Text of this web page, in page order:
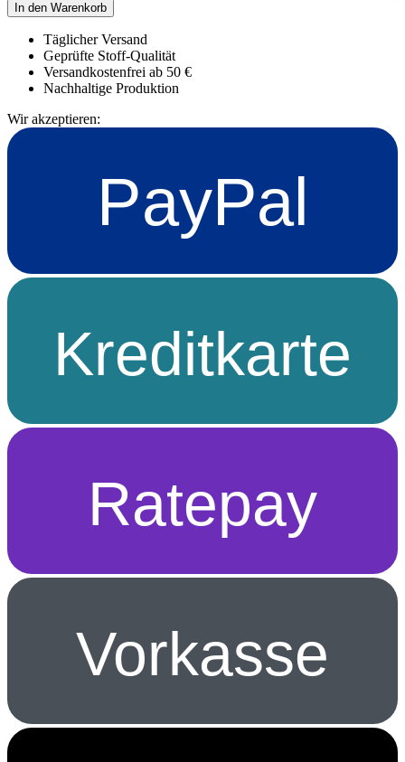
In den Warenkorb
Täglicher Versand
Geprüfte Stoff-Qualität
Versandkostenfrei ab 50 €
Nachhaltige Produktion
Wir akzeptieren:
PayPal
Kreditkarte
Ratepay
Vorkasse